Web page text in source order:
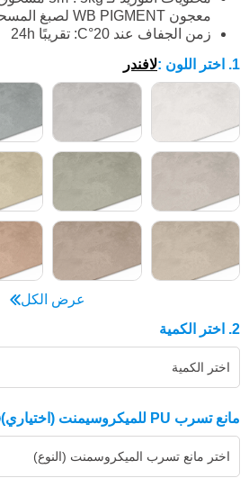
معجون WB PIGMENT لصبغ المسحوق
زمن الجفاف عند 20°C: تقريبًا 24h
1. اختر اللون
:لافندر
عرض الكل
2. اختر الكمية
اختر الكمية
مانع تسرب PU للميكروسيمنت (اختياري)
اختر مانع تسرب الميكروسمنت (النوع)